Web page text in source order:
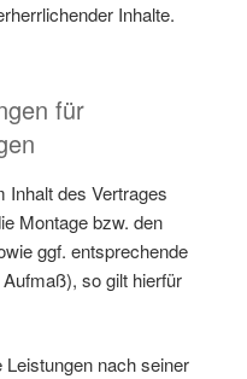
Inhalte.
für
Inhalt des Vertrages
Montage bzw. den
ggf. entsprechende
so gilt hierfür
nach seiner